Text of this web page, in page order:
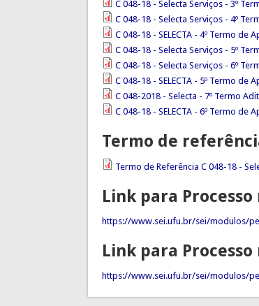
C 048-18 - Selecta Serviços - 3º
C 048-18 - Selecta Serviços - 4º
C 048-18 - SELECTA - 4º Termo
C 048-18 - Selecta Serviços - 5º
C 048-18 - Selecta Serviços - 6º
C 048-18 - SELECTA - 5º Termo
C 048-2018 - Selecta - 7º Termo
C 048-18 - SELECTA - 6º Termo de
Termo de
Termo de Referência C 048-18 -
Link para Processo
https://www.sei.ufu.br/sei/modulos/
Link para
https://www.sei.ufu.br/sei/modulos/